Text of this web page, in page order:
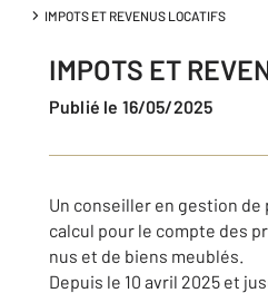
IMPOTS ET REVENUS LOCATIFS
IMPOTS ET
Publié le 16/05/2025
Un conseiller en gestion
calcul pour le compte des
nus et de biens meublés.
Depuis le 10 avril 2025 et